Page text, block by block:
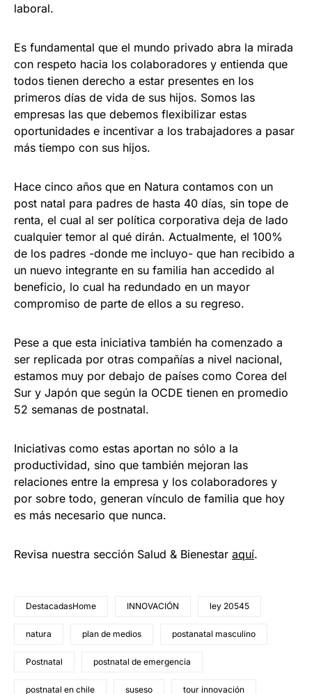
laboral.
Es fundamental que el mundo privado abra la mirada
con respeto hacia los colaboradores y entienda que
todos tienen derecho a estar presentes en los
primeros días de vida de sus hijos. Somos las
empresas las que debemos flexibilizar estas
oportunidades e incentivar a los trabajadores a pasar
más tiempo con sus hijos.
Hace cinco años que en Natura contamos con un
post natal para padres de hasta 40 días, sin tope de
renta, el cual al ser política corporativa deja de lado
cualquier temor al qué dirán. Actualmente, el 100%
de los padres -donde me incluyo- que han recibido a
un nuevo integrante en su familia han accedido al
beneficio, lo cual ha redundado en un mayor
compromiso de parte de ellos a su regreso.
Pese a que esta iniciativa también ha comenzado a
ser replicada por otras compañías a nivel nacional,
estamos muy por debajo de países como Corea del
Sur y Japón que según la OCDE tienen en promedio
52 semanas de postnatal.
Iniciativas como estas aportan no sólo a la
productividad, sino que también mejoran las
relaciones entre la empresa y los colaboradores y
por sobre todo, generan vínculo de familia que hoy
es más necesario que nunca.
Revisa nuestra sección Salud & Bienestar aquí.
DestacadasHome INNOVACIÓN ley 20545
natura plan de medios postanatal masculino
Postnatal postnatal de emergencia
postnatal en chile suseso tour innovación